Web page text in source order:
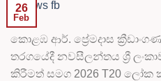
26
Feb
කොළඹ ආර්. ප්‍රේමදාස
තරගයේදී නවසීලන්තය ශ්‍රී
කිරීමත් සමග 2026 T20 ලෝක